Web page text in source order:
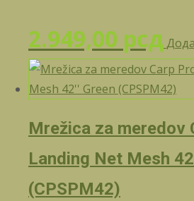
2.949,00 рсд
Mrežica za meredov
Landing Net Mesh
(CPSPM42)